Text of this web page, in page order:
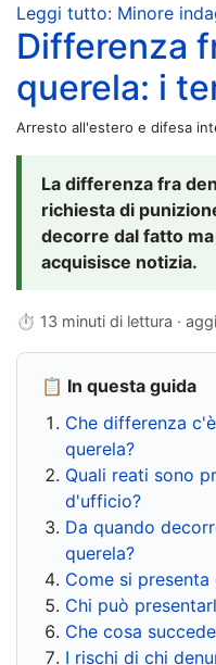
Leggi tutto: Minore
Differenza
querela: i
Arresto all'estero e difesa
La differenza fra
richiesta di
decorre dal fatto
acquisisce notizia.
⏱ 13 minuti di lettura ·
📋 In questa guida
Che differenza
querela?
Quali reati sono
d'ufficio?
Da quando
querela?
Come si
Chi può
Che cosa
I rischi di chi